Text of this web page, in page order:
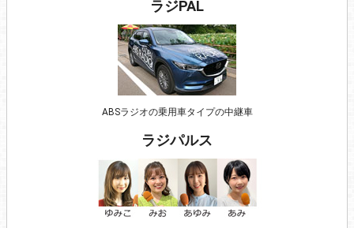
ラジPAL
ABSラジオの乗用車タイプの中継車
ラジパルス